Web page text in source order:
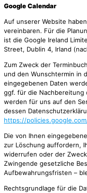
Google Calendar
Auf unserer Website
vereinbaren. Für die
ist die Google Ireland
Street, Dublin 4, Irland
Zum Zweck der
und den Wunschtermin in
eingegebenen Daten
ggf. für die Nachbereitung
werden für uns auf den
dessen
https://
Die von Ihnen
zur Löschung auffordern,
widerrufen oder der
Zwingende gesetzliche
Aufbewahrungsfristen –
Rechtsgrundlage für die